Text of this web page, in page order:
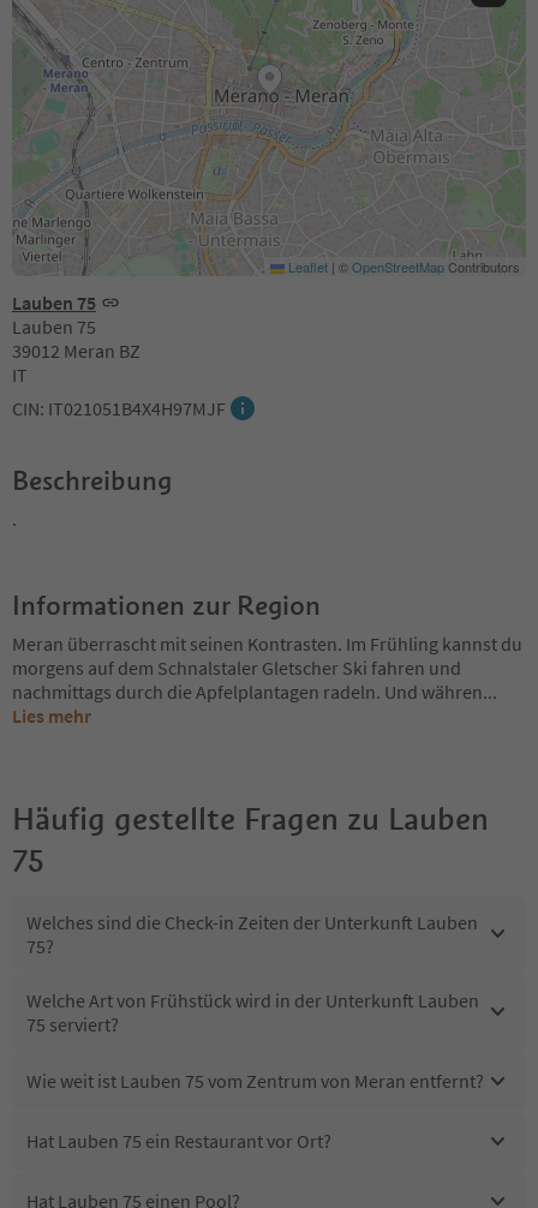
Lauben 75
Lauben 75
39012 Meran BZ
IT
CIN: IT021051B4X4H97MJF
Leaflet | ©OpenStreetMapContributors
Beschreibung
.
Informationen zur Region
Meran überrascht mit seinen Kontrasten. Im Frühling kannst du
morgens auf dem Schnalstaler Gletscher Ski fahren und
nachmittags durch die Apfelplantagen radeln. Und währen...
Lies mehr
Häufig gestellte Fragen zu Lauben
75
Welches sind die Check-in Zeiten der Unterkunft Lauben
75?
Welche Art von Frühstück wird in der Unterkunft Lauben
75 serviert?
Wie weit ist Lauben 75 vom Zentrum von Meran entfernt?
Hat Lauben 75 ein Restaurant vor Ort?
Hat Lauben 75 einen Pool?